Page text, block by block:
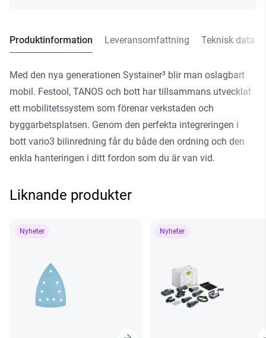
Produktinformation Leveransomfattning Teknisk data
Med den nya generationen Systainer³ blir man oslagbart
mobil. Festool, TANOS och bott har tillsammans utvecklat
ett mobilitetssystem som förenar verkstaden och
byggarbetsplatsen. Genom den perfekta integreringen i
bott vario3 bilinredning får du både den ordning och den
enkla hanteringen i ditt fordon som du är van vid.
Liknande produkter
Nyheter Nyheter